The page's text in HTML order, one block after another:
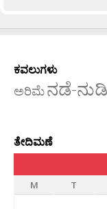
ಕವಲುಗಳು
ಅರಿಮೆನಡೆ-ನುಡಿ
ತೇದಿಮಣೆ
M
T